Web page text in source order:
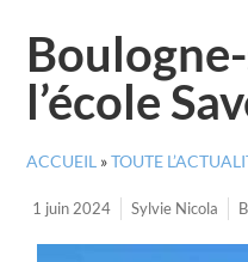
l’école
ACCUEIL »TOUTE
1 juin 2024 Sylvie Nicola